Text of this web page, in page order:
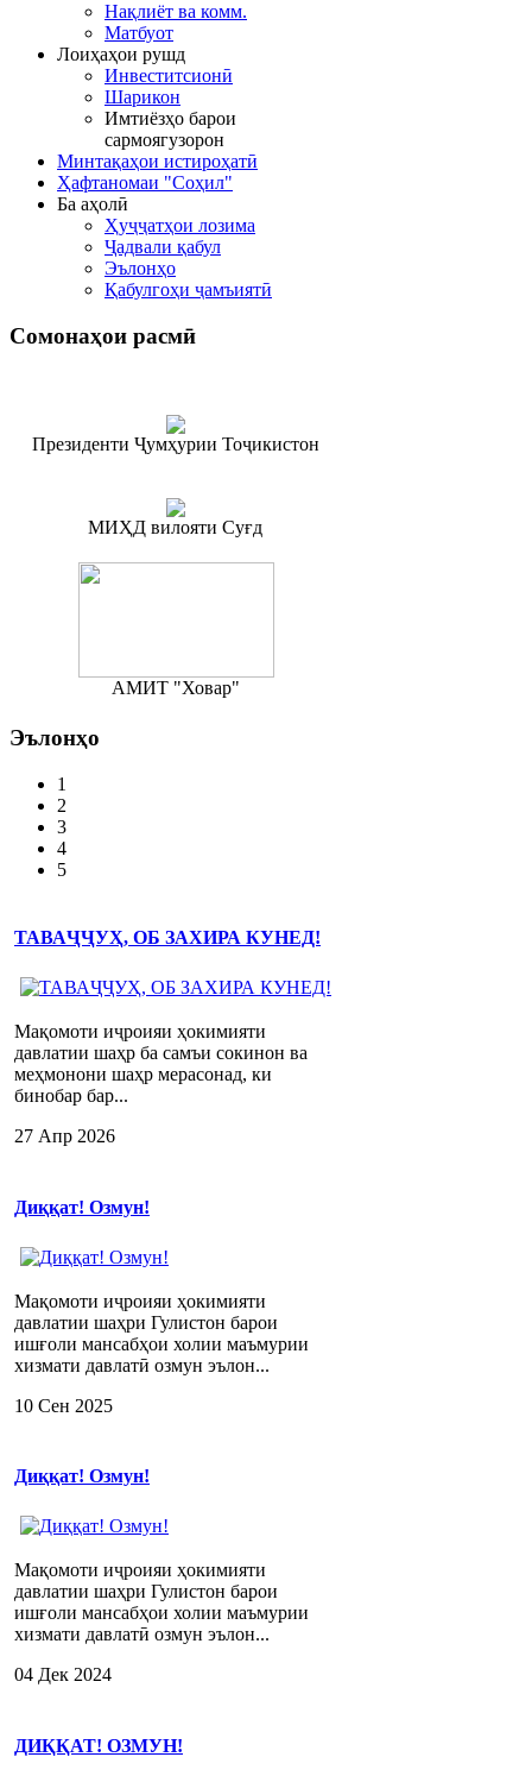
Нақлиёт ва комм.
Матбуот
Лоиҳаҳои рушд
Инвеститсионӣ
Шарикон
Имтиёзҳо барои
сармоягузорон
Минтақаҳои истироҳатӣ
Ҳафтаномаи "Соҳил"
Ба аҳолӣ
Ҳуҷҷатҳои лозима
Ҷадвали қабул
Эълонҳо
Қабулгоҳи ҷамъиятӣ
Сомонаҳои расмӣ
Президенти Ҷумҳурии Тоҷикистон
МИҲД вилояти Суғд
АМИТ "Ховар"
Эълонҳо
1
2
3
4
5
ТАВАҶҶУҲ, ОБ ЗАХИРА КУНЕД!
Мақомоти иҷроияи ҳокимияти
давлатии шаҳр ба самъи сокинон ва
меҳмонони шаҳр мерасонад, ки
бинобар бар...
27 Апр 2026
Диққат! Озмун!
Мақомоти иҷроияи ҳокимияти
давлатии шаҳри Гулистон барои
ишғоли мансабҳои холии маъмурии
хизмати давлатӣ озмун эълон...
10 Сен 2025
Диққат! Озмун!
Мақомоти иҷроияи ҳокимияти
давлатии шаҳри Гулистон барои
ишғоли мансабҳои холии маъмурии
хизмати давлатӣ озмун эълон...
04 Дек 2024
ДИҚҚАТ! ОЗМУН!